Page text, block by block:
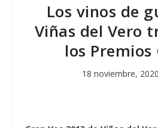
Los vinos de
Viñas del Vero
los Premios
18 noviembre, 2020